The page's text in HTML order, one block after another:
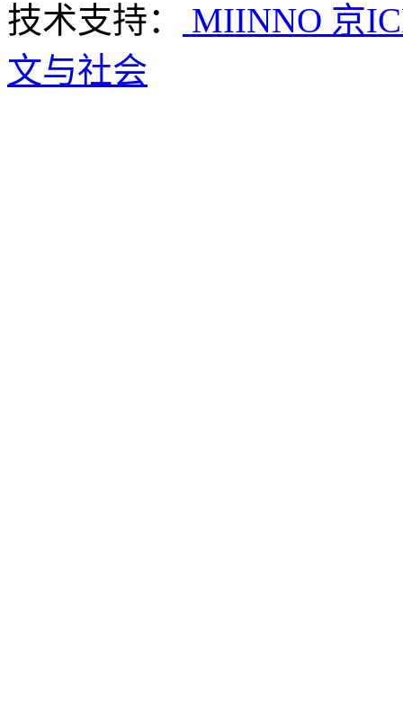
技术支持：
MIINNO 京
文与社会